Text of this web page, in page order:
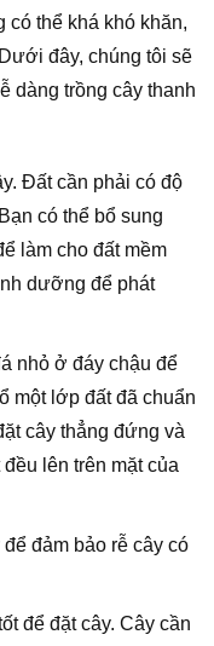
có thể khá khó khăn,
đây, chúng tôi sẽ
dàng trồng cây thanh
Đất cần phải có độ
có thể bổ sung
làm cho đất mềm
dưỡng để phát
nhỏ ở đáy chậu để
một lớp đất đã chuẩn
cây thẳng đứng và
lên trên mặt của
đảm bảo rễ cây có
để đặt cây. Cây cần